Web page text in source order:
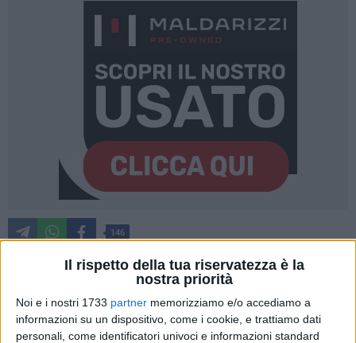
Il rispetto della tua riservatezza è la
nostra priorità
Noi e i nostri 1733 partner memorizziamo e/o accediamo a
informazioni su un dispositivo, come i cookie, e trattiamo dati
personali, come identificatori univoci e informazioni standard
146
L'emergenza sanitaria legata al Coronavirus ha fatto scattare
una vera e propria gara di solidarietà tra associazioni,
imprenditori, enti privati. Non si contano le tante iniziative e